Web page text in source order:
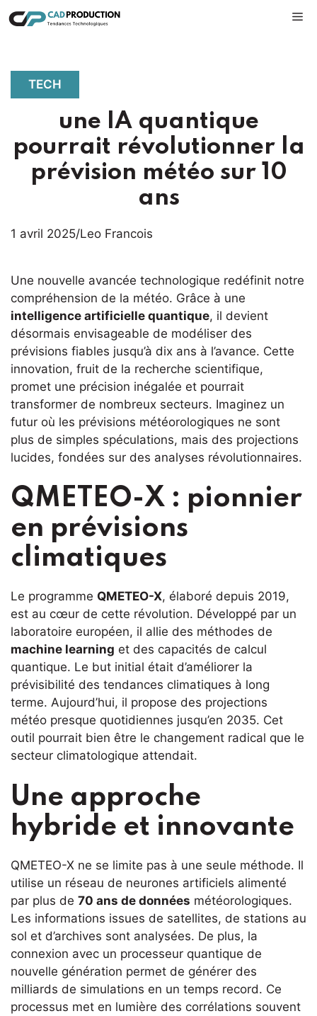
Aller
au
TECH
une IA quantique
pourrait révolutionner la
prévision météo sur 10
ans
1 avril 2025/Leo Francois
Une nouvelle avancée technologique redéfinit notre
compréhension de la météo. Grâce à une
intelligence artificielle quantique, il devient
désormais envisageable de modéliser des
prévisions fiables jusqu’à dix ans à l’avance. Cette
innovation, fruit de la recherche scientifique,
promet une précision inégalée et pourrait
transformer de nombreux secteurs. Imaginez un
futur où les prévisions météorologiques ne sont
plus de simples spéculations, mais des projections
lucides, fondées sur des analyses révolutionnaires.
QMETEO-X : pionnier
en prévisions
climatiques
Le programme QMETEO-X, élaboré depuis 2019,
est au cœur de cette révolution. Développé par un
laboratoire européen, il allie des méthodes de
machine learning et des capacités de calcul
quantique. Le but initial était d’améliorer la
prévisibilité des tendances climatiques à long
terme. Aujourd’hui, il propose des projections
météo presque quotidiennes jusqu’en 2035. Cet
outil pourrait bien être le changement radical que le
secteur climatologique attendait.
Une approche
hybride et innovante
QMETEO-X ne se limite pas à une seule méthode. Il
utilise un réseau de neurones artificiels alimenté
par plus de 70 ans de données météorologiques.
Les informations issues de satellites, de stations au
sol et d’archives sont analysées. De plus, la
connexion avec un processeur quantique de
nouvelle génération permet de générer des
milliards de simulations en un temps record. Ce
processus met en lumière des corrélations souvent